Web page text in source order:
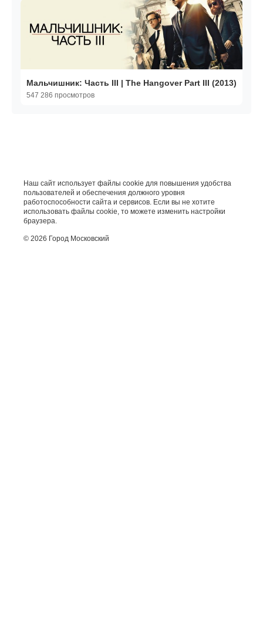
Мальчишник: Часть III | The Hangover Part III (2013)
547 286 просмотров
Наш сайт использует файлы cookie для повышения удобства
пользователей и обеспечения должного уровня
работоспособности сайта и сервисов. Если вы не хотите
использовать файлы cookie, то можете изменить настройки
браузера.
© 2026 Город Московский